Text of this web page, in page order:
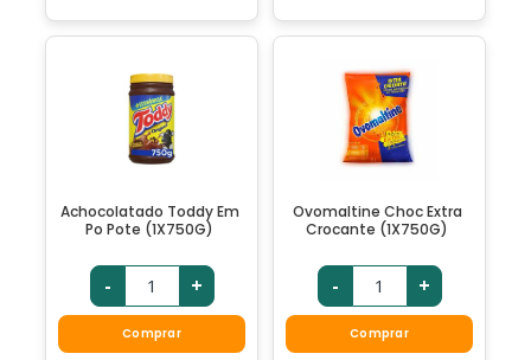
Achocolatado Toddy Em
Po Pote (1X750G)
- +
Comprar
Ovomaltine Choc Extra
Crocante (1X750G)
- +
Comprar